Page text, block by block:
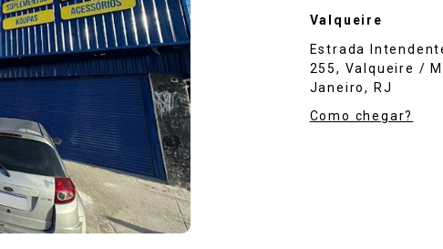
Valqueire
Estrada
255, Valqueire /
Janeiro, RJ
Como chegar?